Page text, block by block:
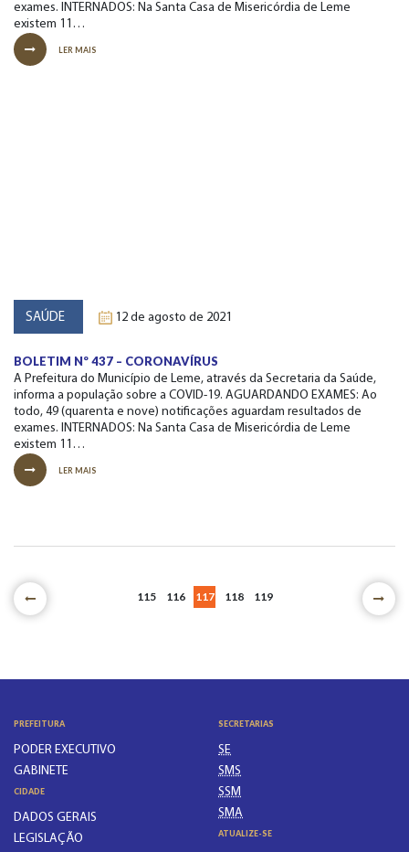
exames. INTERNADOS: Na Santa Casa de Misericórdia de Leme
existem 11…
LER MAIS
SAÚDE 12 de agosto de 2021
BOLETIM Nº 437 – CORONAVÍRUS
A Prefeitura do Município de Leme, através da Secretaria da Saúde,
informa a população sobre a COVID-19. AGUARDANDO EXAMES: Ao
todo, 49 (quarenta e nove) notificações aguardam resultados de
exames. INTERNADOS: Na Santa Casa de Misericórdia de Leme
existem 11…
LER MAIS
115 116 117 118 119
PREFEITURA
PODER EXECUTIVO
GABINETE
CIDADE
DADOS GERAIS
LEGISLAÇÃO
SECRETARIAS
SE
SMS
SSM
SMA
ATUALIZE-SE